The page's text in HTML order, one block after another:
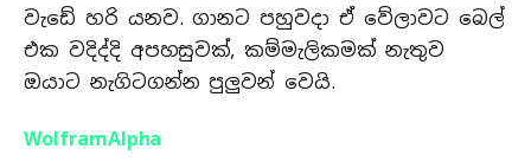
වැඩේ හරි යනව. ගානට පහුවදා ඒ වේලාවට බෙල්
එක වදිද්දි අපහසුවක්, කම්මැලිකමක් නැතුව
ඔයාට නැගිටගන්න පුලුවන් වෙයි.
WolframAlpha